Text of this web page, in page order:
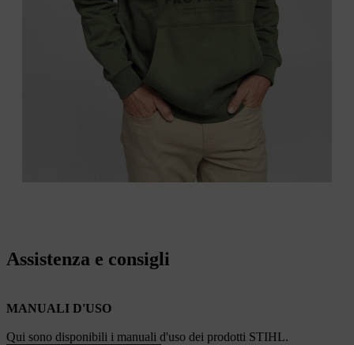
Assistenza e consigli
MANUALI D'USO
Qui sono disponibili i manuali d'uso dei prodotti STIHL.